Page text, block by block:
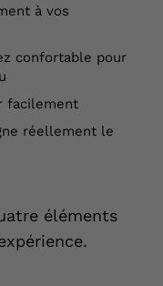
à vos
confortable pour
facilement
réellement le
éléments